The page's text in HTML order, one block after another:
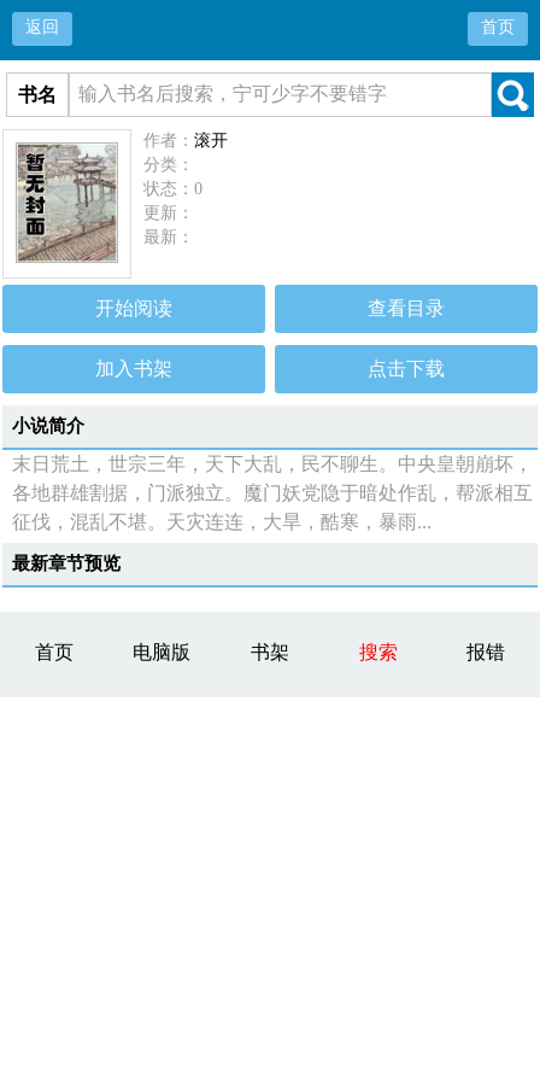
返回 首页
书名
作者：滚开
分类：
状态：0
更新：
最新：
开始阅读 查看目录
加入书架 点击下载
小说简介
末日荒土，世宗三年，天下大乱，民不聊生。中央皇朝崩坏，
各地群雄割据，门派独立。魔门妖党隐于暗处作乱，帮派相互
征伐，混乱不堪。天灾连连，大旱，酷寒，暴雨...
最新章节预览
首页 电脑版 书架 搜索 报错